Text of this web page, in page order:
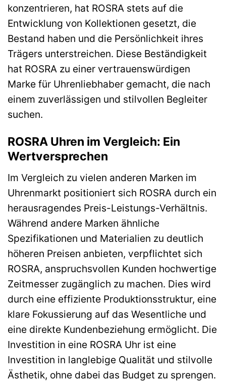
konzentrieren, hat ROSRA stets auf die
Entwicklung von Kollektionen gesetzt, die
Bestand haben und die Persönlichkeit ihres
Trägers unterstreichen. Diese Beständigkeit
hat ROSRA zu einer vertrauenswürdigen
Marke für Uhrenliebhaber gemacht, die nach
einem zuverlässigen und stilvollen Begleiter
suchen.
ROSRA Uhren im Vergleich: Ein
Wertversprechen
Im Vergleich zu vielen anderen Marken im
Uhrenmarkt positioniert sich ROSRA durch ein
herausragendes Preis-Leistungs-Verhältnis.
Während andere Marken ähnliche
Spezifikationen und Materialien zu deutlich
höheren Preisen anbieten, verpflichtet sich
ROSRA, anspruchsvollen Kunden hochwertige
Zeitmesser zugänglich zu machen. Dies wird
durch eine effiziente Produktionsstruktur, eine
klare Fokussierung auf das Wesentliche und
eine direkte Kundenbeziehung ermöglicht. Die
Investition in eine ROSRA Uhr ist eine
Investition in langlebige Qualität und stilvolle
Ästhetik, ohne dabei das Budget zu sprengen.